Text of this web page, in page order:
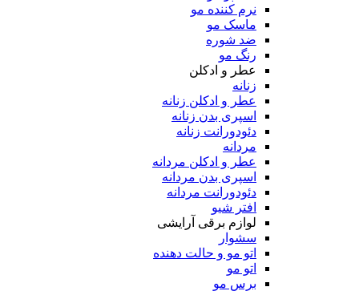
نرم کننده مو
ماسک مو
ضد شوره
رنگ مو
عطر و ادکلن
زنانه
عطر و ادکلن زنانه
اسپری بدن زنانه
دئودورانت زنانه
مردانه
عطر و ادکلن مردانه
اسپری بدن مردانه
دئودورانت مردانه
افتر شیو
لوازم برقی آرایشی
سشوار
اتو مو و حالت دهنده
اتو مو
برس مو